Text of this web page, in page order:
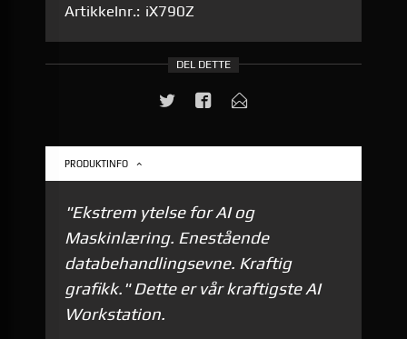
Artikkelnr.: iX790Z
DEL DETTE
PRODUKTINFO
"Ekstrem ytelse for AI og
Maskinlæring. Enestående
databehandlingsevne. Kraftig
grafikk." Dette er vår kraftigste AI
Workstation.